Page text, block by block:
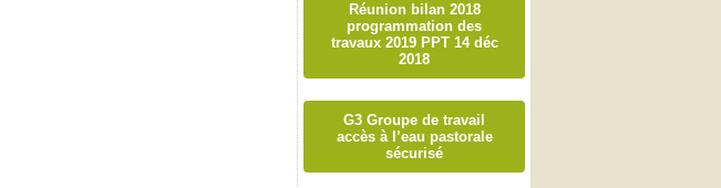
Réunion bilan 2018
programmation des
travaux 2019 PPT 14 déc
2018
G3 Groupe de travail
accès à l’eau pastorale
sécurisé